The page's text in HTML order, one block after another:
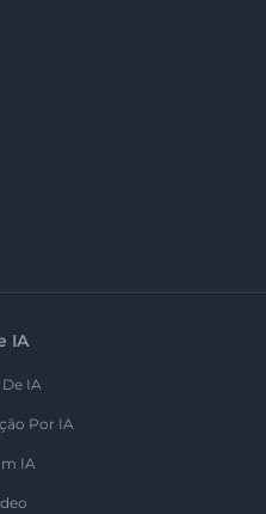
IA
IA
Por IA
IA